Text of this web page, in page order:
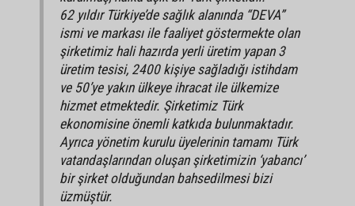
62 yıldır Türkiye’de sağlık alanında “DEVA”
ismi ve markası ile faaliyet göstermekte olan
şirketimiz hali hazırda yerli üretim yapan 3
üretim tesisi, 2400 kişiye sağladığı istihdam
ve 50’ye yakın ülkeye ihracat ile ülkemize
hizmet etmektedir. Şirketimiz Türk
ekonomisine önemli katkıda bulunmaktadır.
Ayrıca yönetim kurulu üyelerinin tamamı Türk
vatandaşlarından oluşan şirketimizin ‘yabancı’
bir şirket olduğundan bahsedilmesi bizi
üzmüştür.